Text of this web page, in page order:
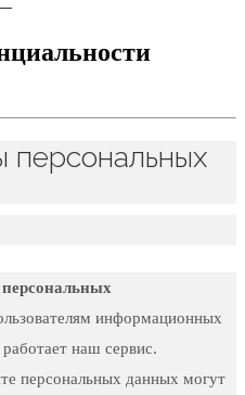
персональных
информационных
наш сервис.
персональных данных могут